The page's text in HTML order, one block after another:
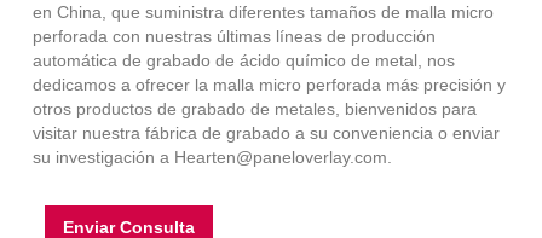
en China, que suministra diferentes tamaños de malla micro
perforada con nuestras últimas líneas de producción
automática de grabado de ácido químico de metal, nos
dedicamos a ofrecer la malla micro perforada más precisión y
otros productos de grabado de metales, bienvenidos para
visitar nuestra fábrica de grabado a su conveniencia o enviar
su investigación a Hearten@paneloverlay.com.
Enviar Consulta